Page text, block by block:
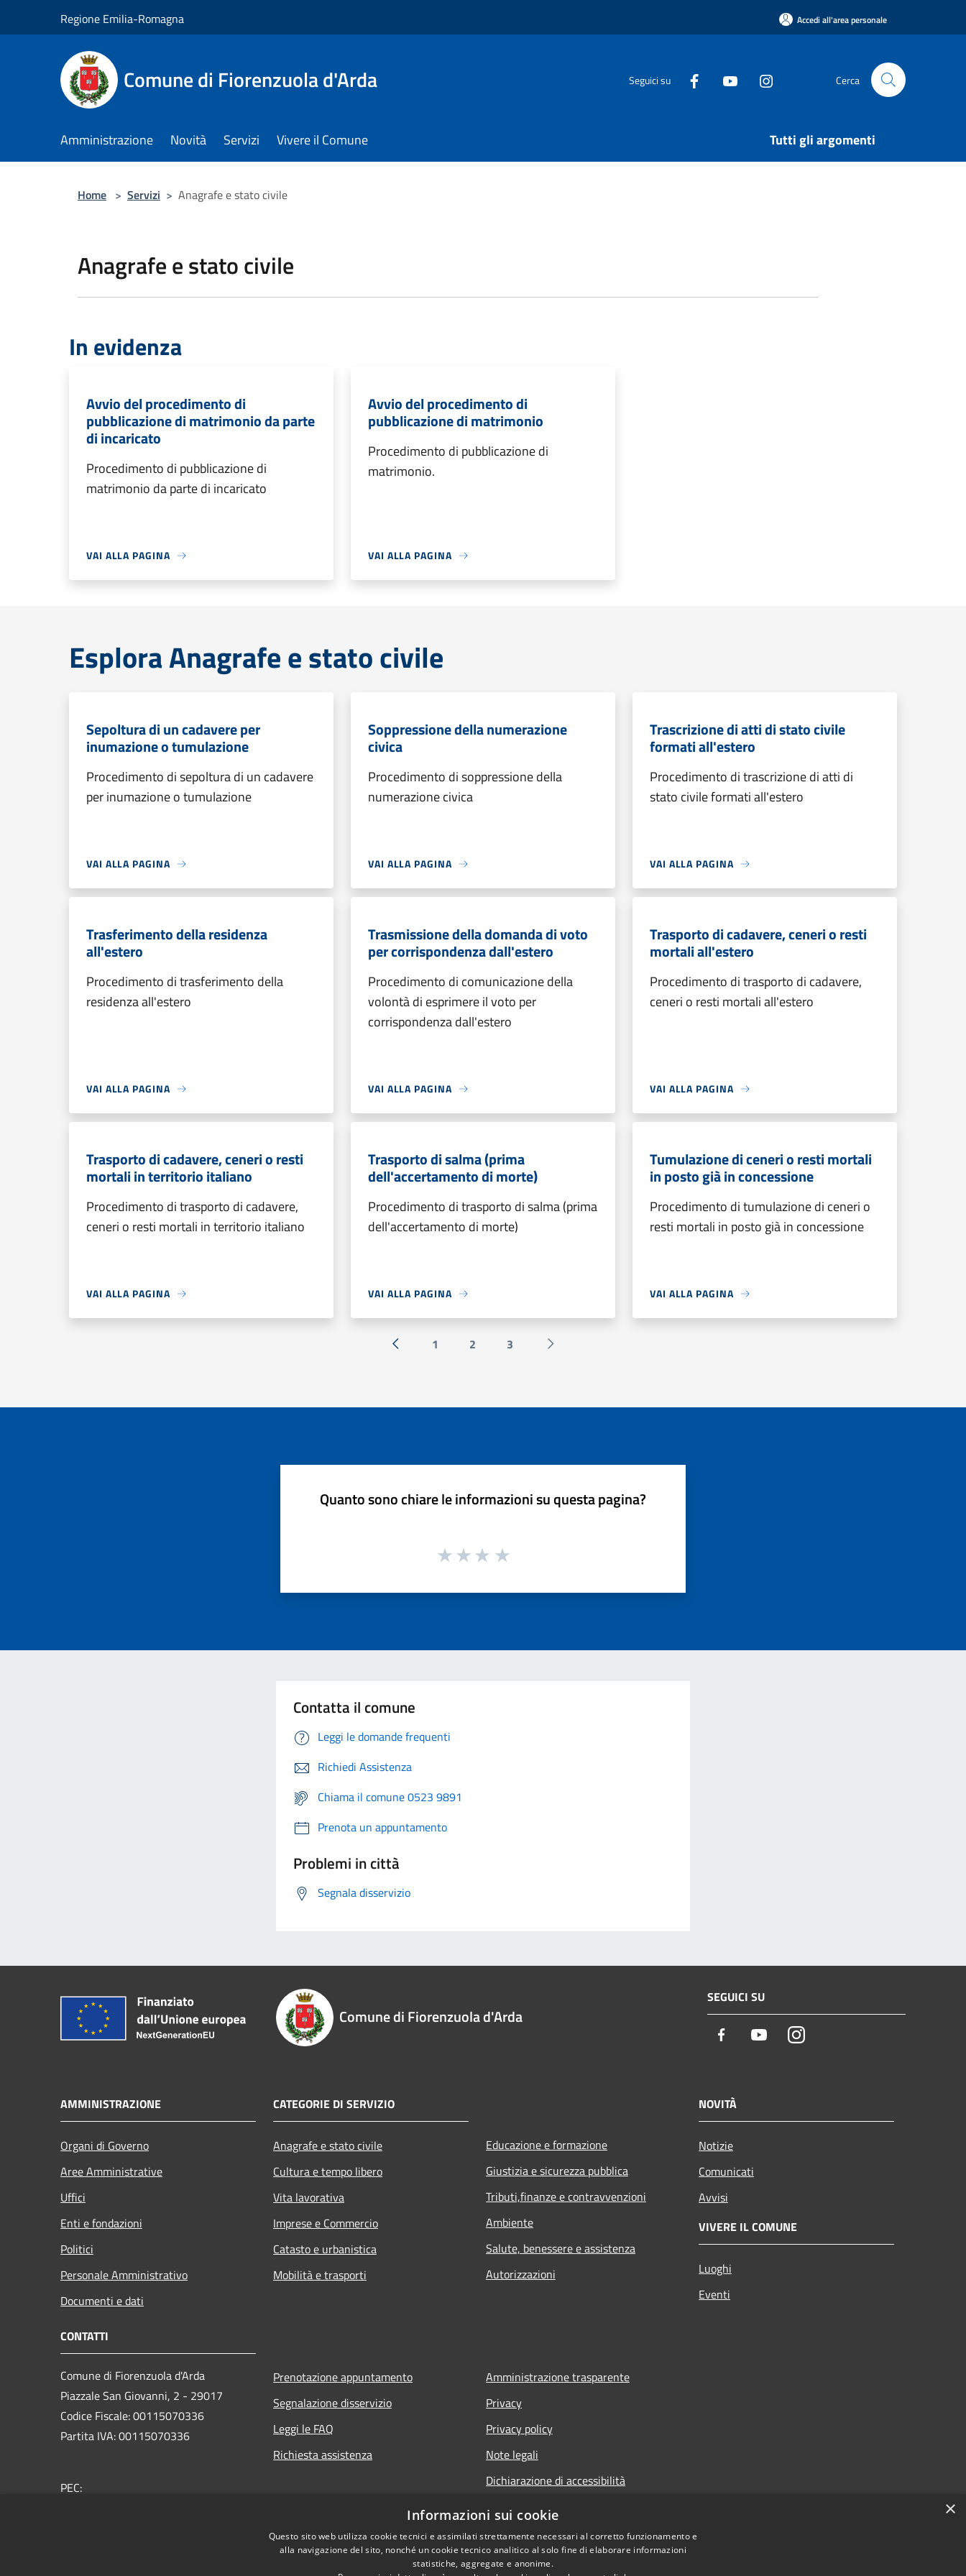
Regione Emilia-Romagna Accedi all'area personale
Comune di Fiorenzuola d'Arda Seguici su Cerca
Amministrazione Novità Servizi Vivere il Comune Tutti gli argomenti
Home > Servizi > Anagrafe e stato civile
Anagrafe e stato civile
In evidenza
Avvio del procedimento di
pubblicazione di matrimonio da parte
di incaricato
Procedimento di pubblicazione di
matrimonio da parte di incaricato
VAI ALLA PAGINA
Avvio del procedimento di
pubblicazione di matrimonio
Procedimento di pubblicazione di
matrimonio.
VAI ALLA PAGINA
Esplora Anagrafe e stato civile
Sepoltura di un cadavere per
inumazione o tumulazione
Procedimento di sepoltura di un cadavere
per inumazione o tumulazione
VAI ALLA PAGINA
Soppressione della numerazione
civica
Procedimento di soppressione della
numerazione civica
VAI ALLA PAGINA
Trascrizione di atti di stato civile
formati all'estero
Procedimento di trascrizione di atti di
stato civile formati all'estero
VAI ALLA PAGINA
Trasferimento della residenza
all'estero
Procedimento di trasferimento della
residenza all'estero
VAI ALLA PAGINA
Trasmissione della domanda di voto
per corrispondenza dall'estero
Procedimento di comunicazione della
volontà di esprimere il voto per
corrispondenza dall'estero
VAI ALLA PAGINA
Trasporto di cadavere, ceneri o resti
mortali all'estero
Procedimento di trasporto di cadavere,
ceneri o resti mortali all'estero
VAI ALLA PAGINA
Trasporto di cadavere, ceneri o resti
mortali in territorio italiano
Procedimento di trasporto di cadavere,
ceneri o resti mortali in territorio italiano
VAI ALLA PAGINA
Trasporto di salma (prima
dell'accertamento di morte)
Procedimento di trasporto di salma (prima
dell'accertamento di morte)
VAI ALLA PAGINA
Tumulazione di ceneri o resti mortali
in posto già in concessione
Procedimento di tumulazione di ceneri o
resti mortali in posto già in concessione
VAI ALLA PAGINA
« Precedente
1 2 3
Successiva »
Quanto sono chiare le informazioni su questa pagina?
Contatta il comune
Leggi le domande frequenti
Richiedi Assistenza
Chiama il comune 0523 9891
Prenota un appuntamento
Problemi in città
Segnala disservizio
Comune di Fiorenzuola d'Arda
SEGUICI SU
Facebook YoutubeInstagram
AMMINISTRAZIONE
Organi di Governo
Aree Amministrative
Uffici
Enti e fondazioni
Politici
Personale Amministrativo
Documenti e dati
CATEGORIE DI SERVIZIO
Anagrafe e stato civile
Cultura e tempo libero
Vita lavorativa
Imprese e Commercio
Catasto e urbanistica
Mobilità e trasporti
Educazione e formazione
Giustizia e sicurezza pubblica
Tributi,finanze e contravvenzioni
Ambiente
Salute, benessere e assistenza
Autorizzazioni
NOVITÀ
Notizie
Comunicati
Avvisi
VIVERE IL COMUNE
Luoghi
Eventi
CONTATTI
Comune di Fiorenzuola d'Arda
Piazzale San Giovanni, 2 - 29017
Codice Fiscale: 00115070336
Partita IVA: 00115070336
PEC:
Prenotazione appuntamento
Segnalazione disservizio
Leggi le FAQ
Richiesta assistenza
Amministrazione trasparente
Privacy
Privacy policy
Note legali
Dichiarazione di accessibilità
×
Informazioni sui cookie
Questo sito web utilizza cookie tecnici e assimilati strettamente necessari al corretto funzionamento e
alla navigazione del sito, nonché un cookie tecnico analitico al solo fine di elaborare informazioni
statistiche, aggregate e anonime.